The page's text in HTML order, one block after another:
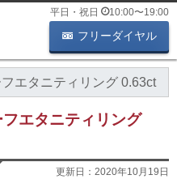
平日・祝日 10:00〜19:00
フリーダイヤル
エタニティリング 0.63ct
エタニティリング
更新日： 2020年10月19日